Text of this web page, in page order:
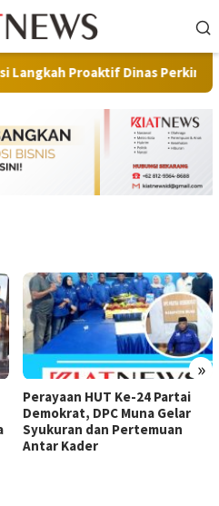
Dinas Perkim
»
Perayaan HUT Ke-24 Partai
Demokrat, DPC Muna Gelar
Syukuran dan Pertemuan
Antar Kader